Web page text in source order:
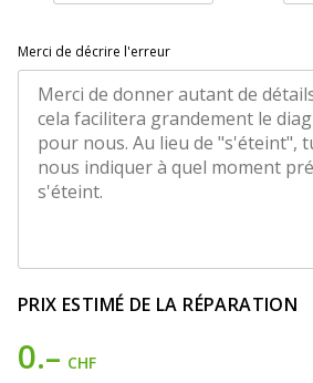
Merci de décrire l'erreur
PRIX ESTIMÉ DE LA RÉPARATION
0.– CHF